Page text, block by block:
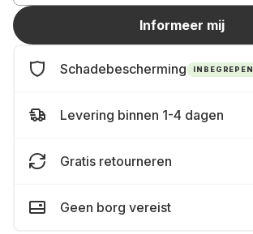
Informeer mij
Schadebescherming INBEGREPEN
Levering binnen 1-4 dagen
Gratis retourneren
Geen borg vereist